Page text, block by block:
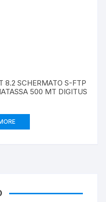
8.2 SCHERMATO S-FTP
500 MT DIGITUS